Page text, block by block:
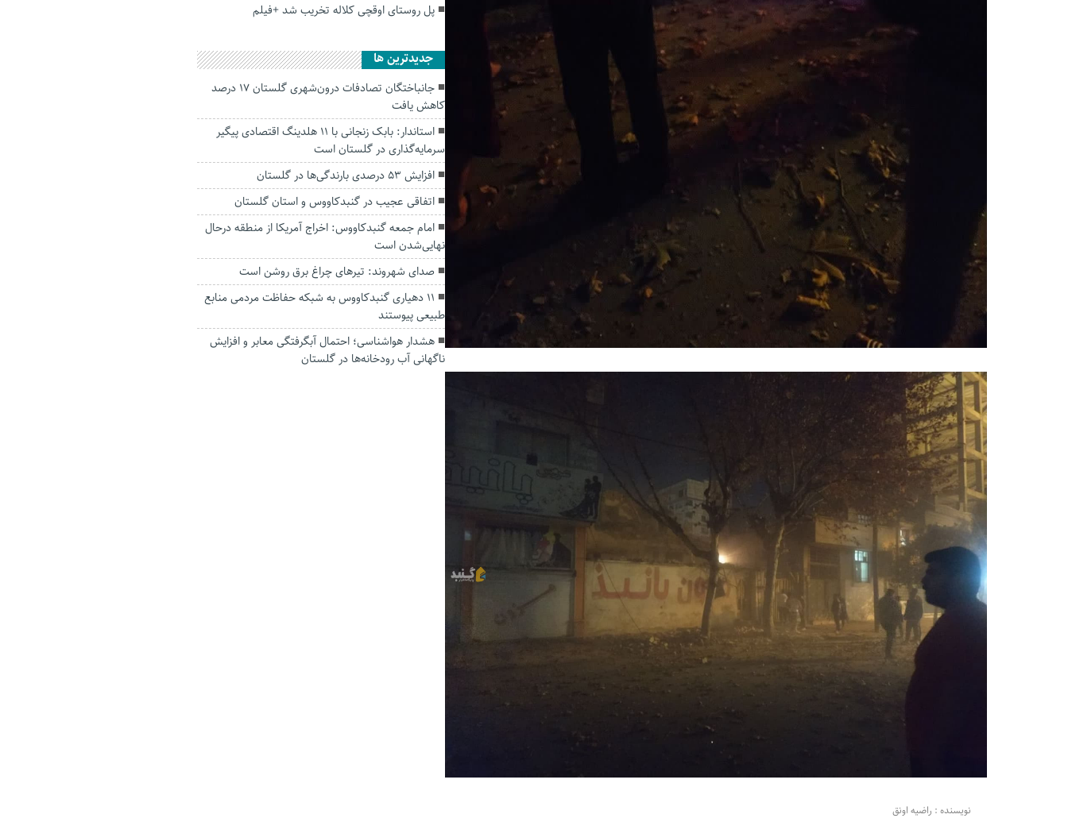
نویسنده : راضیه اونق
پل روستای اوقچی کلاله تخریب شد +فیلم
جديدترين ها
جانباختگان تصادفات درون‌شهری گلستان ۱۷ درصد
کاهش یافت
استاندار: بابک زنجانی با ۱۱ هلدینگ اقتصادی پیگیر
سرمایه‌گذاری در گلستان است
افزایش ۵۳ درصدی بارندگی‌ها در گلستان
اتفاقی عجیب در‌ گنبدکاووس و استان گلستان
امام جمعه گنبدکاووس: اخراج آمریکا از منطقه درحال
نهایی‌شدن است
صدای شهروند: تیرهای چراغ برق روشن است
۱۱ دهیاری گنبدکاووس به شبکه حفاظت مردمی منابع
طبیعی پیوستند
هشدار هواشناسی؛ احتمال آبگرفتگی معابر و افزایش
ناگهانی آب رودخانه‌ها در گلستان